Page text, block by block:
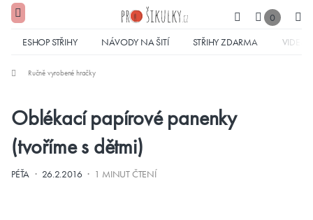
0
ESHOP STŘIHY NÁVODY NA ŠITÍ STŘIHY ZDARMA VIDEA
Ručně vyrobené hračky
Oblékací papírové panenky
(tvoříme s dětmi)
PÉŤA · 26.2.2016 · 1 MINUT ČTENÍ